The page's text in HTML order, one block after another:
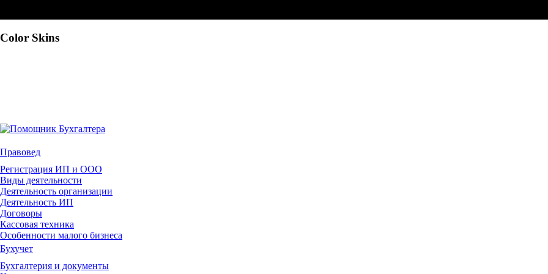
Color Skins
Правовед
Регистрация ИП и ООО
Виды деятельности
Деятельность организации
Деятельность ИП
Договоры
Кассовая техника
Особенности малого бизнеса
Бухучет
Бухгалтерия и документы